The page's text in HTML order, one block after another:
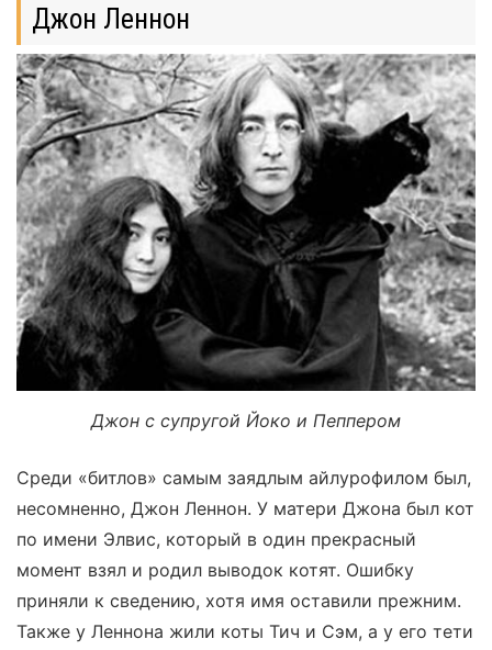
Джон Леннон
Джон с супругой Йоко и Пеппером
Среди «битлов» самым заядлым айлурофилом был,
несомненно, Джон Леннон. У матери Джона был кот
по имени Элвис, который в один прекрасный
момент взял и родил выводок котят. Ошибку
приняли к сведению, хотя имя оставили прежним.
Также у Леннона жили коты Тич и Сэм, а у его тети